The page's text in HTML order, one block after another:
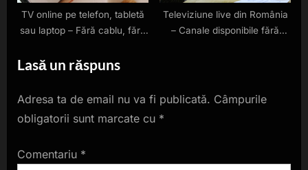
TV online pe telefon, tabletă
sau laptop – Fără cablu, fără
Televiziune live din România
– Canale disponibile fără
Lasă un răspuns
Adresa ta de email nu va fi publicată. Câmpurile
obligatorii sunt marcate cu *
Comentariu *